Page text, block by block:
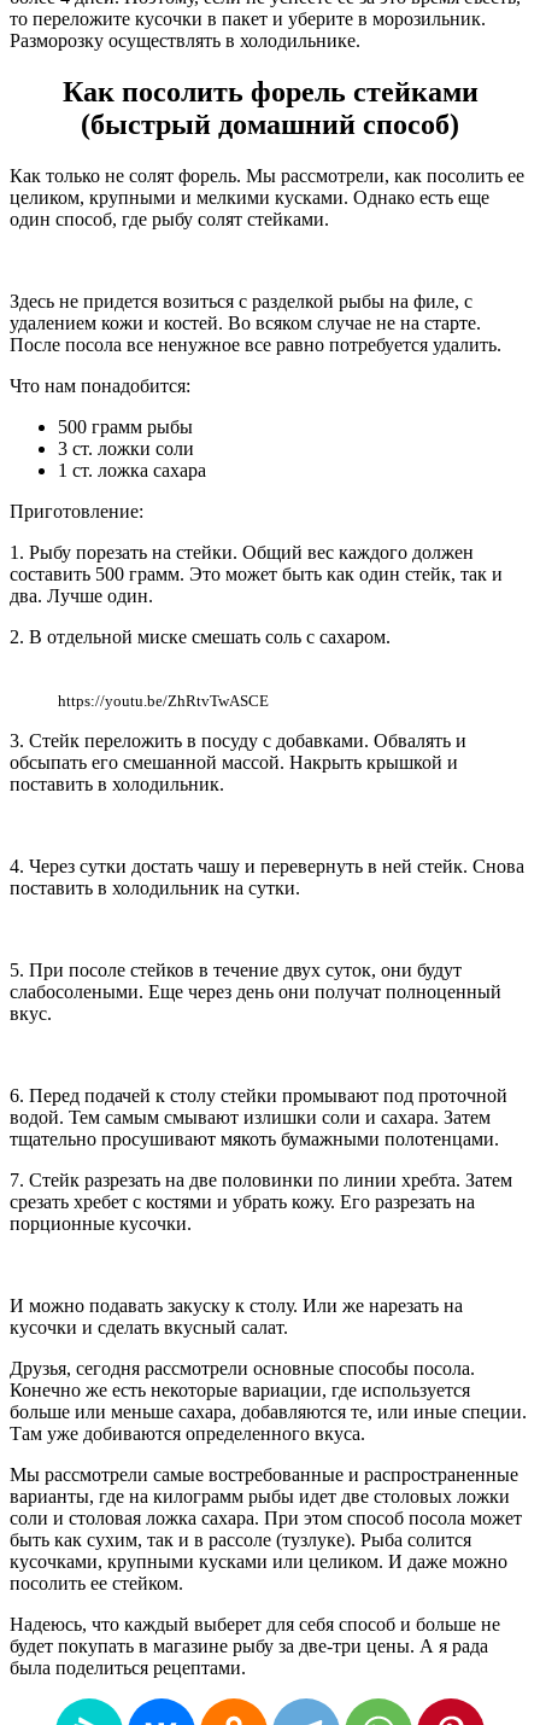
то переложите кусочки в пакет и уберите в морозильник.
Разморозку осуществлять в холодильнике.
Как посолить форель стейками
(быстрый домашний способ)
Как только не солят форель. Мы рассмотрели, как посолить ее
целиком, крупными и мелкими кусками. Однако есть еще
один способ, где рыбу солят стейками.
Здесь не придется возиться с разделкой рыбы на филе, с
удалением кожи и костей. Во всяком случае не на старте.
После посола все ненужное все равно потребуется удалить.
Что нам понадобится:
500 грамм рыбы
3 ст. ложки соли
1 ст. ложка сахара
Приготовление:
1. Рыбу порезать на стейки. Общий вес каждого должен
составить 500 грамм. Это может быть как один стейк, так и
два. Лучше один.
2. В отдельной миске смешать соль с сахаром.
https://youtu.be/ZhRtvTwASCE
3. Стейк переложить в посуду с добавками. Обвалять и
обсыпать его смешанной массой. Накрыть крышкой и
поставить в холодильник.
4. Через сутки достать чашу и перевернуть в ней стейк. Снова
поставить в холодильник на сутки.
5. При посоле стейков в течение двух суток, они будут
слабосолеными. Еще через день они получат полноценный
вкус.
6. Перед подачей к столу стейки промывают под проточной
водой. Тем самым смывают излишки соли и сахара. Затем
тщательно просушивают мякоть бумажными полотенцами.
7. Стейк разрезать на две половинки по линии хребта. Затем
срезать хребет с костями и убрать кожу. Его разрезать на
порционные кусочки.
И можно подавать закуску к столу. Или же нарезать на
кусочки и сделать вкусный салат.
Друзья, сегодня рассмотрели основные способы посола.
Конечно же есть некоторые вариации, где используется
больше или меньше сахара, добавляются те, или иные специи.
Там уже добиваются определенного вкуса.
Мы рассмотрели самые востребованные и распространенные
варианты, где на килограмм рыбы идет две столовых ложки
соли и столовая ложка сахара. При этом способ посола может
быть как сухим, так и в рассоле (тузлуке). Рыба солится
кусочками, крупными кусками или целиком. И даже можно
посолить ее стейком.
Надеюсь, что каждый выберет для себя способ и больше не
будет покупать в магазине рыбу за две-три цены. А я рада
была поделиться рецептами.